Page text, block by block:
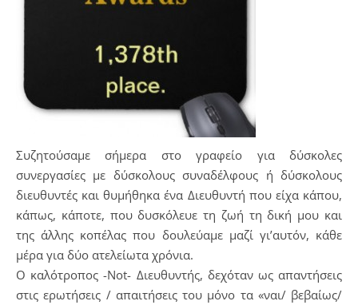
Συζητούσαμε σήμερα στο γραφείο για δύσκολες
συνεργασίες με δύσκολους συναδέλφους ή δύσκολους
διευθυντές και θυμήθηκα ένα Διευθυντή που είχα κάπου,
κάπως, κάποτε, που δυσκόλευε τη ζωή τη δική μου και
της άλλης κοπέλας που δουλεύαμε μαζί γι’αυτόν, κάθε
μέρα για δύο ατελείωτα χρόνια.
Ο καλότροπος -Not- Διευθυντής, δεχόταν ως απαντήσεις
στις ερωτήσεις / απαιτήσεις του μόνο τα «ναι/ βεβαίως/